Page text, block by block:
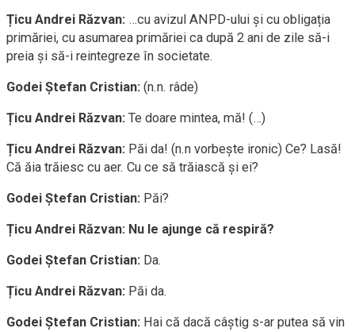
Țicu Andrei Răzvan: …cu avizul ANPD-ului și cu obligația
primăriei, cu asumarea primăriei ca după 2 ani de zile să-i
preia și să-i reintegreze în societate.
Godei Ștefan Cristian: (n.n. râde)
Țicu Andrei Răzvan: Te doare mintea, mă! (…)
Țicu Andrei Răzvan: Păi da! (n.n vorbește ironic) Ce? Lasă!
Că ăia trăiesc cu aer. Cu ce să trăiască și ei?
Godei Ștefan Cristian: Păi?
Țicu Andrei Răzvan: Nu le ajunge că respiră?
Godei Ștefan Cristian: Da.
Țicu Andrei Răzvan: Păi da.
Godei Ștefan Cristian: Hai că dacă câștig s-ar putea să vin